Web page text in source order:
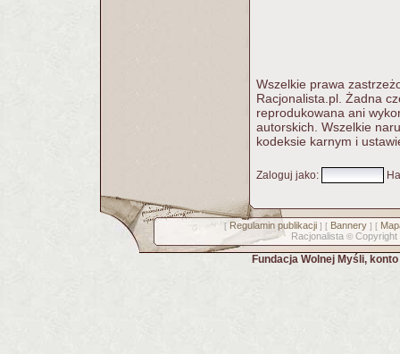
Wszelkie prawa
Racjonalista.pl. Żadna
reprodukowana ani
autorskich. Wszelkie
kodeksie karnym i
Zaloguj jako:
[ Regulamin publikacji] [ Bannery] [
Racjonalista © Copyright
Fundacja Wolnej Myśli,